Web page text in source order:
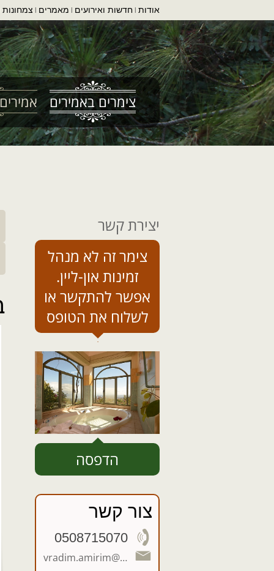
אודות | חדשות ואירועים | מאמרים | צמחונות
צימרים באמירים
יצירת קשר
צימר זה לא מנהל
זמינות און-ליין.
אפשר להתקשר או
לשלוח את הטופס
הדפסה
צור קשר
0508715070
vradim.amirim@gmail.com